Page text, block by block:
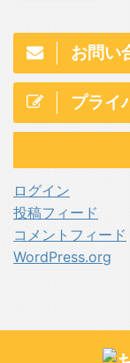
お問い
プライ
ログイン
投稿フィード
コメントフィード
WordPress.org